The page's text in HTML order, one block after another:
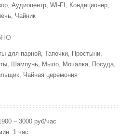
Аудиоцентр, WI-FI, Кондиционер,
Чайник
для парной, Тапочки, Простыни,
Шампунь, Мыло, Мочалка, Посуда,
Чайная церемония
– 3000 руб/час
1 час